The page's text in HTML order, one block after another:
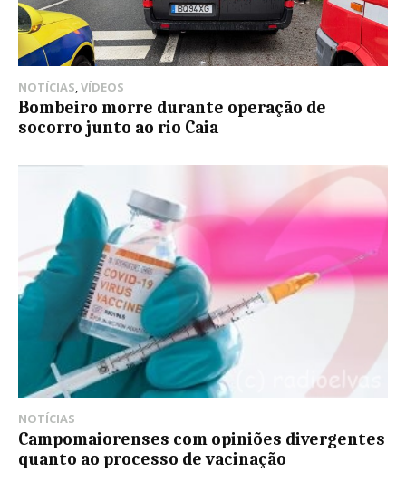
NOTÍCIAS,VÍDEOS
Bombeiro morre durante operação de
socorro junto ao rio Caia
NOTÍCIAS
Campomaiorenses com opiniões divergentes
quanto ao processo de vacinação